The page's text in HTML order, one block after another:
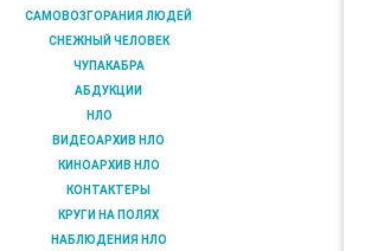
САМОВОЗГОРАНИЯ ЛЮДЕЙ
СНЕЖНЫЙ ЧЕЛОВЕК
ЧУПАКАБРА
АБДУКЦИИ
НЛО
ВИДЕОАРХИВ НЛО
КИНОАРХИВ НЛО
КОНТАКТЕРЫ
КРУГИ НА ПОЛЯХ
НАБЛЮДЕНИЯ НЛО